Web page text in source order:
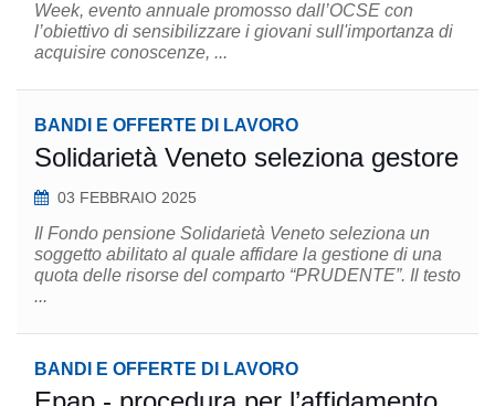
Week, evento annuale promosso dall’OCSE con
l’obiettivo di sensibilizzare i giovani sull'importanza di
acquisire conoscenze, ...
BANDI E OFFERTE DI LAVORO
Solidarietà Veneto seleziona gestore
03 FEBBRAIO 2025
Il Fondo pensione Solidarietà Veneto seleziona un
soggetto abilitato al quale affidare la gestione di una
quota delle risorse del comparto “PRUDENTE”. Il testo
...
BANDI E OFFERTE DI LAVORO